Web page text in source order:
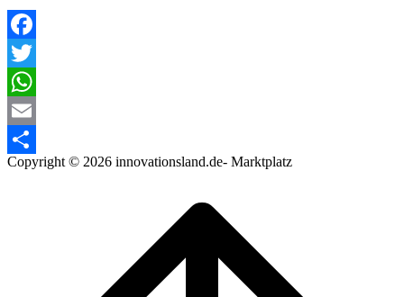
Facebook
Twitter
WhatsApp
Email
Teilen
Copyright © 2026 innovationsland.de- Marktplatz